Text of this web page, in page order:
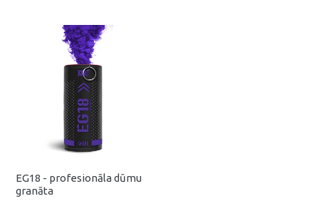
EG18 - profesionāla dūmu
granāta